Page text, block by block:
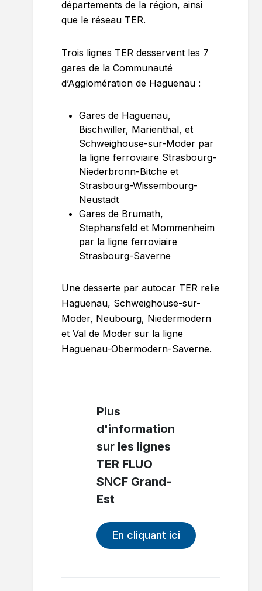
départements de la région, ainsi
que le réseau TER.
Trois lignes TER desservent les 7
gares de la Communauté
d’Agglomération de Haguenau :
Gares de Haguenau,
Bischwiller, Marienthal, et
Schweighouse-sur-Moder par
la ligne ferroviaire Strasbourg-
Niederbronn-Bitche et
Strasbourg-Wissembourg-
Neustadt
Gares de Brumath,
Stephansfeld et Mommenheim
par la ligne ferroviaire
Strasbourg-Saverne
Une desserte par autocar TER relie
Haguenau, Schweighouse-sur-
Moder, Neubourg, Niedermodern
et Val de Moder sur la ligne
Haguenau-Obermodern-Saverne.
Plus
d'information
sur les lignes
TER FLUO
SNCF Grand-
Est
En cliquant ici